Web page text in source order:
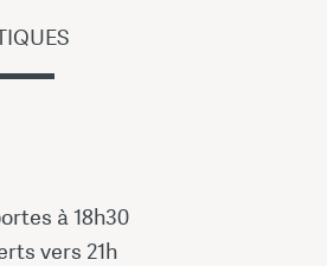
à 18h30
vers 21h